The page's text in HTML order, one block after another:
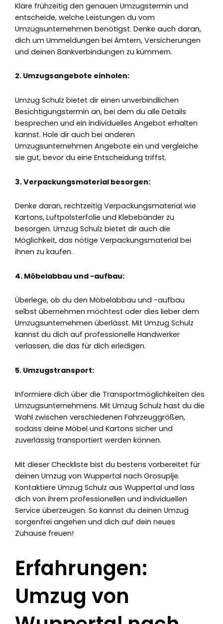
Kläre frühzeitig den genauen Umzugstermin und
entscheide, welche Leistungen du vom
Umzugsunternehmen benötigst. Denke auch daran,
dich um Ummeldungen bei Ämtern, Versicherungen
und deinen Bankverbindungen zu kümmern.
2. Umzugsangebote einholen:
Umzug Schulz bietet dir einen unverbindlichen
Besichtigungstermin an, bei dem du alle Details
besprechen und ein individuelles Angebot erhalten
kannst. Hole dir auch bei anderen
Umzugsunternehmen Angebote ein und vergleiche
sie gut, bevor du eine Entscheidung triffst.
3. Verpackungsmaterial besorgen:
Denke daran, rechtzeitig Verpackungsmaterial wie
Kartons, Luftpolsterfolie und Klebebänder zu
besorgen. Umzug Schulz bietet dir auch die
Möglichkeit, das nötige Verpackungsmaterial bei
ihnen zu kaufen.
4. Möbelabbau und -aufbau:
Überlege, ob du den Möbelabbau und -aufbau
selbst übernehmen möchtest oder dies lieber dem
Umzugsunternehmen überlässt. Mit Umzug Schulz
kannst du dich auf professionelle Handwerker
verlassen, die das für dich erledigen.
5. Umzugstransport:
Informiere dich über die Transportmöglichkeiten des
Umzugsunternehmens. Mit Umzug Schulz hast du die
Wahl zwischen verschiedenen Fahrzeuggrößen,
sodass deine Möbel und Kartons sicher und
zuverlässig transportiert werden können.
Mit dieser Checkliste bist du bestens vorbereitet für
deinen Umzug von Wuppertal nach Grosuplje.
Kontaktiere Umzug Schulz aus Wuppertal und lass
dich von ihrem professionellen und individuellen
Service überzeugen. So kannst du deinen Umzug
sorgenfrei angehen und dich auf dein neues
Zuhause freuen!
Erfahrungen:
Umzug von